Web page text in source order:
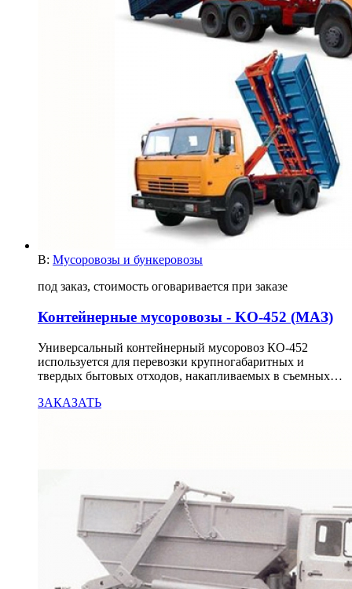
В: Мусоровозы и бункеровозы
под заказ, стоимость оговаривается при заказе
Контейнерные мусоровозы - KO-452 (МАЗ)
Универсальный контейнерный мусоровоз КО-452
используется для перевозки крупногабаритных и
твердых бытовых отходов, накапливаемых в съемных…
ЗАКАЗАТЬ